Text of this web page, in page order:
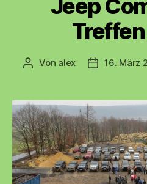
Jeep
Beitragsautor
Von alex 16. März